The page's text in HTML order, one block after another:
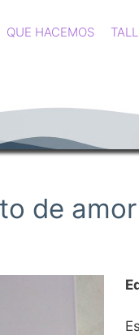
QUE HACEMOS
de